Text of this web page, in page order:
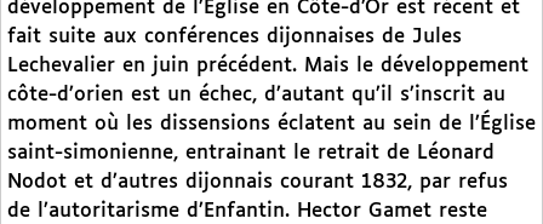
développement de l’Église en Côte-d’Or est récent et
fait suite aux conférences dijonnaises de Jules
Lechevalier en juin précédent. Mais le développement
côte-d’orien est un échec, d’autant qu’il s’inscrit au
moment où les dissensions éclatent au sein de l’Église
saint-simonienne, entrainant le retrait de Léonard
Nodot et d’autres dijonnais courant 1832, par refus
de l’autoritarisme d’Enfantin. Hector Gamet reste